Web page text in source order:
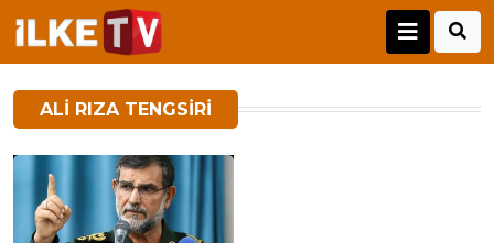
ALI RIZA TENGSIRI